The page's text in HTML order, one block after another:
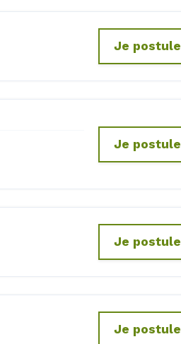
Je postule
Je postule
Je postule
Je postule